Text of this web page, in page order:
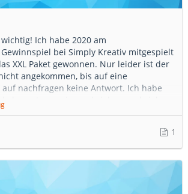
Ich habe 2020 am
bei Simply Kreativ mitgespielt
XXL Paket gewonnen. Nur leider ist der
angekommen, bis auf eine
auf nachfragen keine Antwort. Ich habe
dazu etwas reingeschrieben und siehe
Gewinn bekommen. Auch hat jemand
bezahlt und nichts passiert. Ich habe
sich um einen großen Betrug handelt.
1